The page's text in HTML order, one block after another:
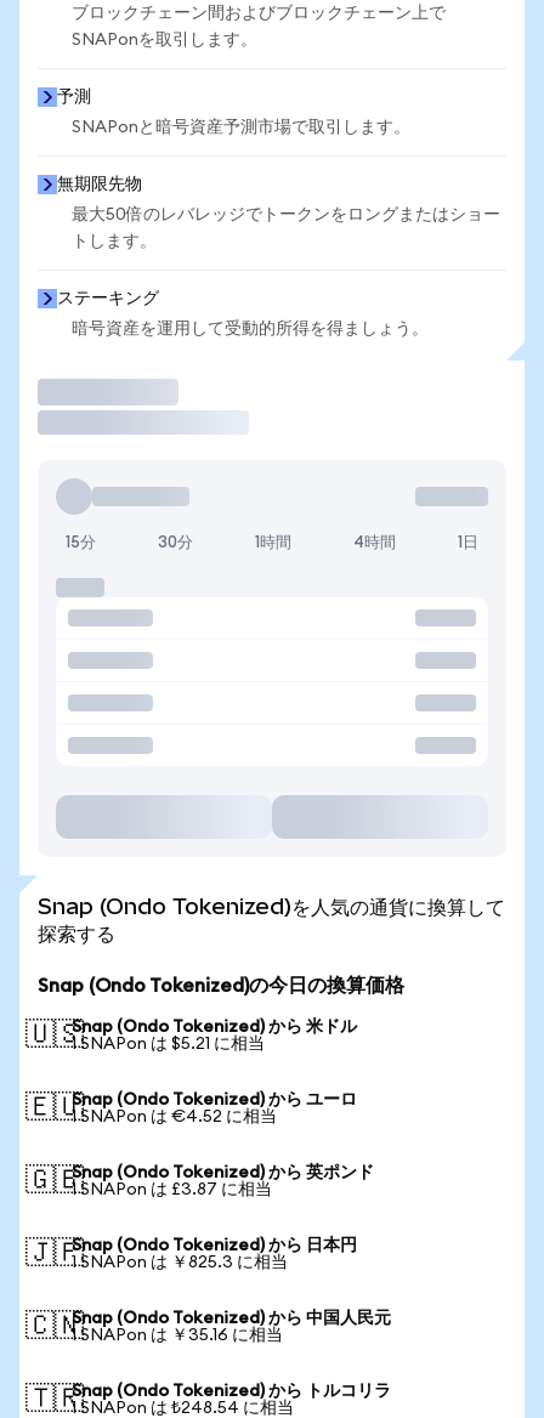
ブロックチェーン間およびブロックチェーン上で
SNAPonを取引します。
予測
SNAPonと暗号資産予測市場で取引します。
無期限先物
最大50倍のレバレッジでトークンをロングまたはショー
トします。
ステーキング
暗号資産を運用して受動的所得を得ましょう。
15分 30分 1時間 4時間 1日
Snap (Ondo Tokenized)を人気の通貨に換算して
探索する
Snap (Ondo Tokenized)の今日の換算価格
🇺🇸Snap (Ondo Tokenized) から 米ドル
1 SNAPon は $5.21 に相当
🇪🇺Snap (Ondo Tokenized) から ユーロ
1 SNAPon は €4.52 に相当
🇬🇧Snap (Ondo Tokenized) から 英ポンド
1 SNAPon は £3.87 に相当
🇯🇵Snap (Ondo Tokenized) から 日本円
1 SNAPon は ￥825.3 に相当
🇨🇳Snap (Ondo Tokenized) から 中国人民元
1 SNAPon は ￥35.16 に相当
🇹🇷Snap (Ondo Tokenized) から トルコリラ
1 SNAPon は ₺248.54 に相当